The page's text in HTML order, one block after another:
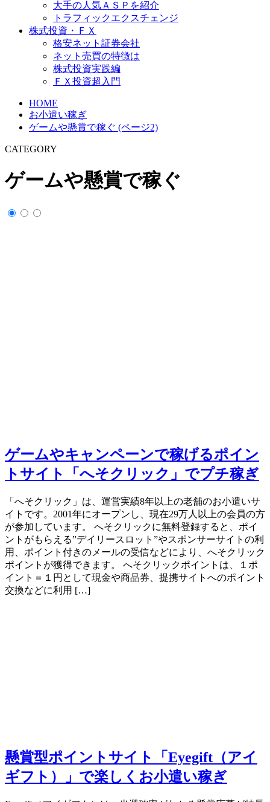
大手の人気ＡＳＰを紹介
トラフィックエクスチェンジ
株式投資・ＦＸ
格安ネット証券会社
ネット売買の特徴は
株式投資実践編
ＦＸ投資超入門
HOME
お小遣い稼ぎ
ゲームや懸賞で稼ぐ (ページ2)
CATEGORY
ゲームや懸賞で稼ぐ
ゲームやキャンペーンで稼げるポイン
トサイト「へそクリック」でプチ稼ぎ
「へそクリック」は、運営実績8年以上の老舗のお小遣いサ
イトです。2001年にオープンし、現在29万人以上の会員の方
が参加しています。 へそクリックに無料登録すると、ポイ
ントがもらえる”デイリースロット”やスポンサーサイトの利
用、ポイント付きのメールの受信などにより、へそクリック
ポイントが獲得できます。 へそクリックポイントは、１ポ
イント＝１円として現金や商品券、提携サイトへのポイント
交換などに利用 […]
懸賞型ポイントサイト「Eyegift（アイ
ギフト）」で楽しくお小遣い稼ぎ